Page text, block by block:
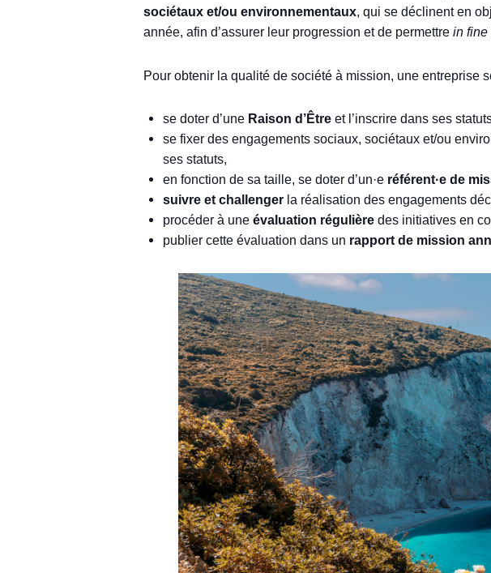
sociétaux et/ou environnementaux, qui se déclinent en
année, afin d’assurer leur progression et de permettre in fine
Pour obtenir la qualité de société à mission, une entreprise
se doter d’une Raison d’Être et l’inscrire dans ses
se fixer des engagements sociaux, sociétaux et/ou
ses statuts,
en fonction de sa taille, se doter d’un·e référent·e de
suivre et challenger la réalisation des engagements
procéder à uneévaluation régulière des initiatives en
publier cette évaluation dans un rapport de mission